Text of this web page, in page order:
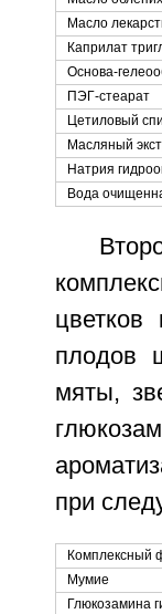
Масло
Каприлат
Основа-
ПЭГ-стеарат
Цетиловый
Масляный
Натрия
Вода
плодов
мяты,
при
Комплексный
Мумие
Глюкозамина